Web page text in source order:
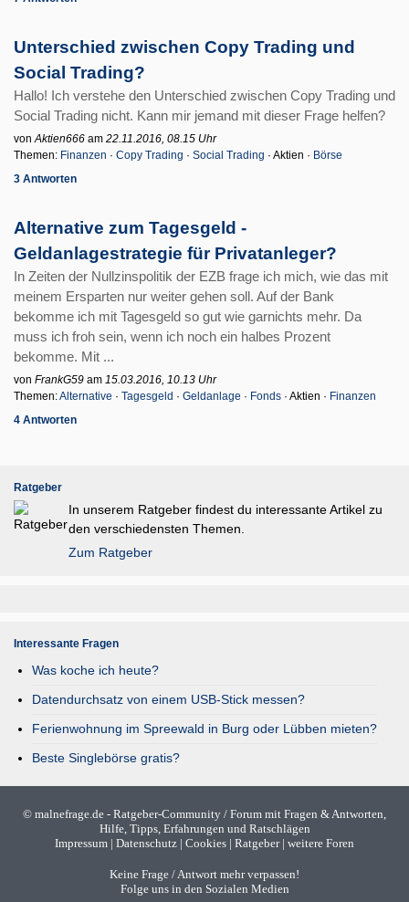
Unterschied zwischen Copy Trading und
Social Trading?
Hallo! Ich verstehe den Unterschied zwischen Copy Trading und
Social Trading nicht. Kann mir jemand mit dieser Frage helfen?
vonAktien666 am 22.11.2016, 08.15 Uhr
Themen: Finanzen · Copy Trading · Social Trading · Aktien · Börse
3 Antworten
Alternative zum Tagesgeld -
Geldanlagestrategie für Privatanleger?
In Zeiten der Nullzinspolitik der EZB frage ich mich, wie das mit
meinem Ersparten nur weiter gehen soll. Auf der Bank
bekomme ich mit Tagesgeld so gut wie garnichts mehr. Da
muss ich froh sein, wenn ich noch ein halbes Prozent
bekomme. Mit ...
von FrankG59 am 15.03.2016, 10.13 Uhr
Themen:Alternative · Tagesgeld · Geldanlage · Fonds · Aktien · Finanzen
4 Antworten
Ratgeber
In unserem Ratgeber findest du interessante Artikel zu
den verschiedensten Themen.
Zum Ratgeber
Interessante Fragen
Was koche ich heute?
Datendurchsatz von einem USB-Stick messen?
Ferienwohnung im Spreewald in Burg oder Lübben mieten?
Beste Singlebörse gratis?
© malnefrage.de - Ratgeber-Community / Forum mit Fragen & Antworten,
Hilfe, Tipps, Erfahrungen und Ratschlägen
Impressum | Datenschutz | Cookies | Ratgeber| weitere Foren
Keine Frage / Antwort mehr verpassen!
Folge uns in den Sozialen Medien